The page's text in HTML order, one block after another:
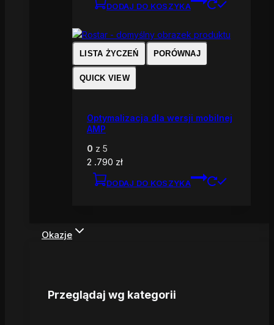
DODAJ DO KOSZYKA
LISTA ŻYCZEŃ PORÓWNAJ
QUICK VIEW
Optymalizacja dla wersji mobilnej
AMP
0 z 5
2 .790 zł
DODAJ DO KOSZYKA
Okazje
Przeglądaj wg kategorii